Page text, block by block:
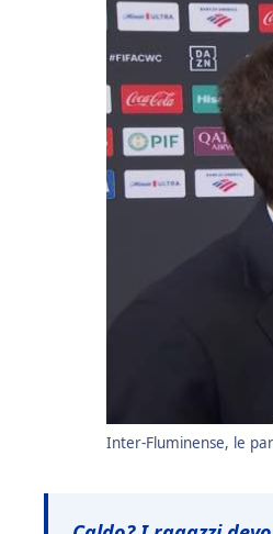
Inter-Fluminense, le